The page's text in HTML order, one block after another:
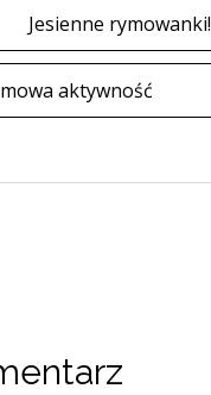
Jesienne rymowanki!
aktywność